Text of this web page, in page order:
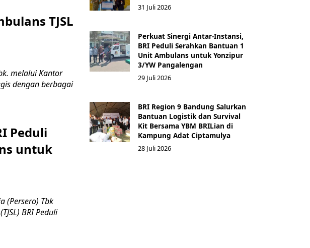
TJSL
melalui Kantor
dengan berbagai
Peduli
untuk
(Persero) Tbk
BRI Peduli
31 Juli 2026
Perkuat Sinergi Antar-Instansi,
BRI Peduli Serahkan Bantuan 1
Unit Ambulans untuk Yonzipur
3/YW Pangalengan
29 Juli 2026
BRI Region 9 Bandung Salurkan
Bantuan Logistik dan Survival
Kit Bersama YBM BRILian di
Kampung Adat Ciptamulya
28 Juli 2026